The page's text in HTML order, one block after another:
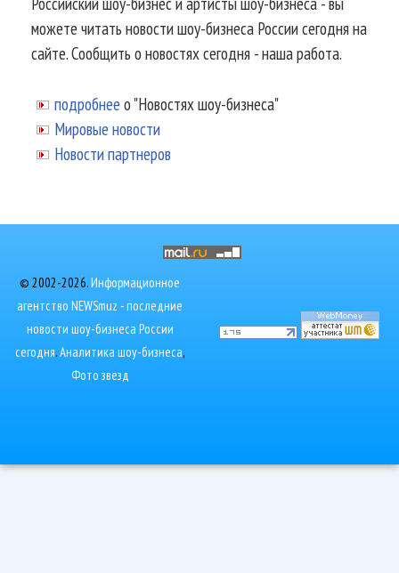
можете читать новости шоу-бизнеса России сегодня на
сайте. Сообщить о новостях сегодня - наша работа.
подробнее о "Новостях шоу-бизнеса"
Мировые новости
Новости партнеров
© 2002-2026.Информационное
агентство NEWSmuz - последние
новости шоу-бизнеса России
сегодня.Аналитика шоу-бизнеса,
Фото звезд